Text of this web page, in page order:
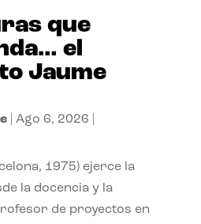
que
el
Jaume
| Ago 6, 2026
1975) ejerce la
la docencia y la
de proyectos en